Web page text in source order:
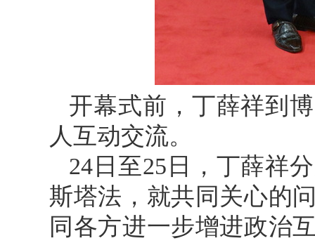
开幕式前，丁薛祥到
人互动交流。
24日至25日，丁薛祥
斯塔法，就共同关心的
同各方进一步增进政治